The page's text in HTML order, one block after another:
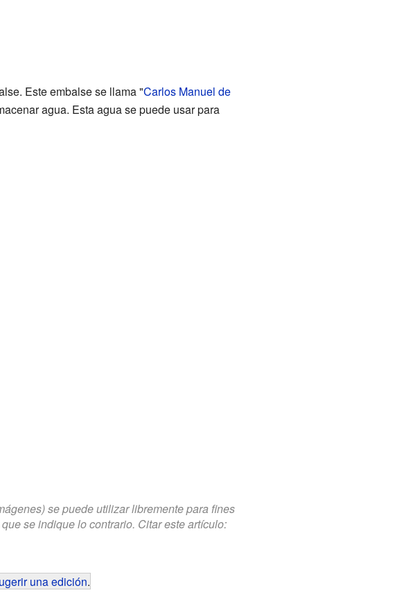
Este embalse se llama "Carlos Manuel de
agua. Esta agua se puede usar para
se puede utilizar libremente para fines
se indique lo contrario. Citar este artículo:
una edición.